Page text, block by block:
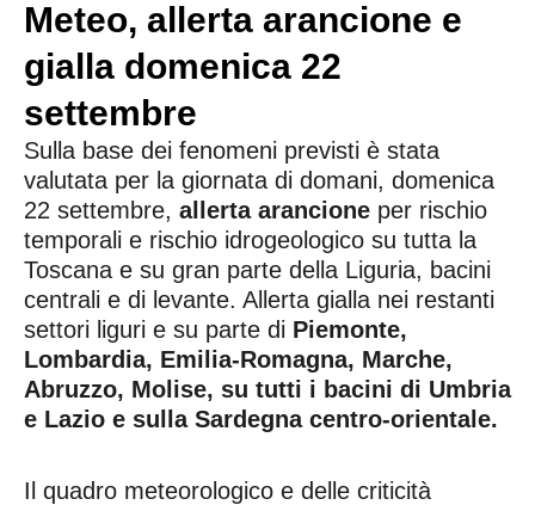
Meteo, allerta arancione e
gialla domenica 22
settembre
Sulla base dei fenomeni previsti è stata
valutata per la giornata di domani, domenica
22 settembre, allerta arancione per rischio
temporali e rischio idrogeologico su tutta la
Toscana e su gran parte della Liguria, bacini
centrali e di levante. Allerta gialla nei restanti
settori liguri e su parte di Piemonte,
Lombardia, Emilia-Romagna, Marche,
Abruzzo, Molise, su tutti i bacini di Umbria
e Lazio e sulla Sardegna centro-orientale.
Il quadro meteorologico e delle criticità